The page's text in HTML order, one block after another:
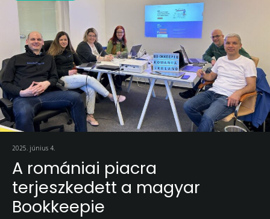
2025. június 4.
A romániai piacra
terjeszkedett a magyar
Bookkeepie